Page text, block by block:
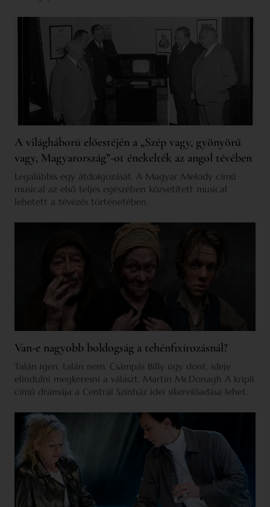
A világháború előestéjén a „Szép vagy, gyönyörű
vagy, Magyarország”-ot énekelték az angol tévében
Legalábbis egy átdolgozását. A Magyar Melody című
musical az első teljes egészében közvetített musical
lehetett a tévézés történetében.
Van-e nagyobb boldogság a tehénfixírozásnál?
Talán igen, talán nem. Csámpás Billy úgy dönt, ideje
elindulni megkeresni a választ. Martin McDonagh A kripli
című drámája a Centrál Színház idei sikerelőadása lehet.